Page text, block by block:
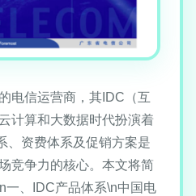
电信运营商，其IDC（互
计算和大数据时代扮演着
、资费体系及促销方案是
竞争力的核心。本文将简
一、IDC产品体系\n中国电